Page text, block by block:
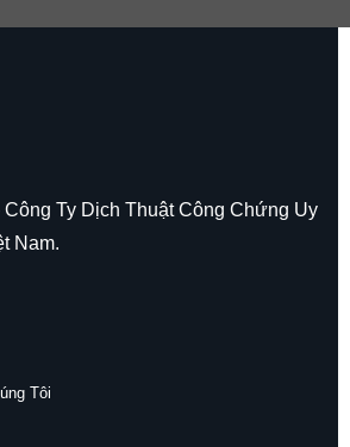
Công Ty Dịch Thuật Công Chứng Uy
Nam.
Tôi